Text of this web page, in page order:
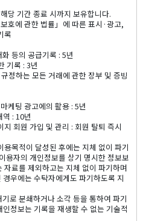
당 기간 종료 시까지 보유합니다.
호에 관한 법률」에 따른 표시·광고,
록
등의 공급기록 : 5년
기록 : 3년
정하는 모든 거래에 관한 장부 및 증빙
케팅 광고에의 활용 : 5년
: 10년
회원 가입 및 관리 : 회원 탈퇴 즉시
목적이 달성된 후에는 지체 없이 파기
용자의 개인정보를 상기 명시한 정보보
료를 제외하고는 지체 없이 파기하며
우에는 수탁자에게도 파기하도록 지
로 분쇄하거나 소각 등을 통하여 파기
정보는 기록을 재생할 수 없는 기술적